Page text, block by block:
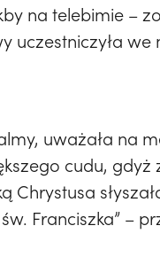
na telebimie –
uczestniczyła we
uważała na
cudu, gdyż
Chrystusa
Franciszka” –